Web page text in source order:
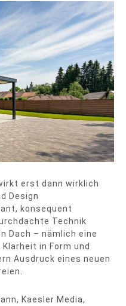
erst dann wirklich
Design
konsequent
Technik
Dach – nämlich eine
in Form und
Ausdruck eines neuen
Kaesler Media,